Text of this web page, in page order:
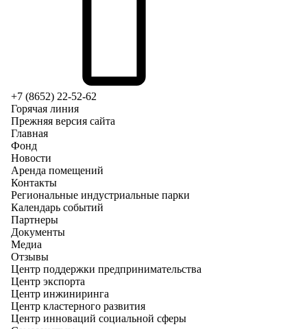
+7 (8652) 22-52-62
Горячая линия
Прежняя версия сайта
Главная
Фонд
Новости
Аренда помещений
Контакты
Региональные индустриальные парки
Календарь событий
Партнеры
Документы
Медиа
Отзывы
Центр поддержки предпринимательства
Центр экспорта
Центр инжиниринга
Центр кластерного развития
Центр инноваций социальной сферы